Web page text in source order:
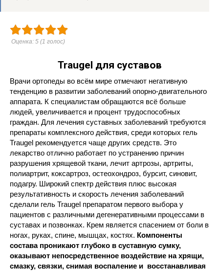
Оценка: 5 (1 голос)
Traugel для суставов
Врачи ортопеды во всём мире отмечают негативную
тенденцию в развитии заболеваний опорно-двигательного
аппарата. К специалистам обращаются всё больше
людей, увеличивается и процент трудоспособных
граждан. Для лечения суставных заболеваний требуются
препараты комплексного действия, среди которых гель
Traugel рекомендуется чаще других средств. Это
лекарство отлично работает по устранению причин
разрушения хрящевой ткани, лечит артрозы, артриты,
полиартрит, коксартроз, остеохондроз, бурсит, синовит,
подагру. Широкий спектр действия плюс высокая
результативность и скорость лечения заболеваний
сделали гель Traugel препаратом первого выбора у
пациентов с различными дегенеративными процессами в
суставах и позвонках. Крем является спасением от боли в
ногах, руках, спине, мышцах, костях. Компоненты
состава проникают глубоко в суставную сумку,
оказывают непосредственное воздействие на хрящи,
смазку, связки, снимая воспаление и восстанавливая